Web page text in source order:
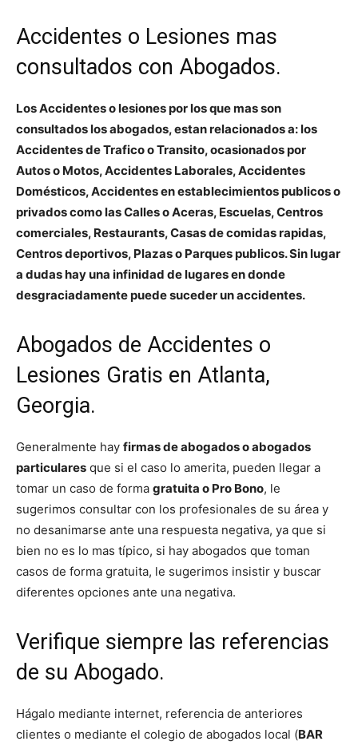
Accidentes o Lesiones mas
consultados con Abogados.
Los Accidentes o lesiones por los que mas son
consultados los abogados, estan relacionados a: los
Accidentes de Trafico o Transito, ocasionados por
Autos o Motos, Accidentes Laborales, Accidentes
Domésticos, Accidentes en establecimientos publicos o
privados como las Calles o Aceras, Escuelas, Centros
comerciales, Restaurants, Casas de comidas rapidas,
Centros deportivos, Plazas o Parques publicos. Sin lugar
a dudas hay una infinidad de lugares en donde
desgraciadamente puede suceder un accidentes.
Abogados de Accidentes o
Lesiones Gratis en Atlanta,
Georgia.
Generalmente hay firmas de abogados o abogados
particulares que si el caso lo amerita, pueden llegar a
tomar un caso de forma gratuita o Pro Bono, le
sugerimos consultar con los profesionales de su área y
no desanimarse ante una respuesta negativa, ya que si
bien no es lo mas típico, si hay abogados que toman
casos de forma gratuita, le sugerimos insistir y buscar
diferentes opciones ante una negativa.
Verifique siempre las referencias
de su Abogado.
Hágalo mediante internet, referencia de anteriores
clientes o mediante el colegio de abogados local (BAR